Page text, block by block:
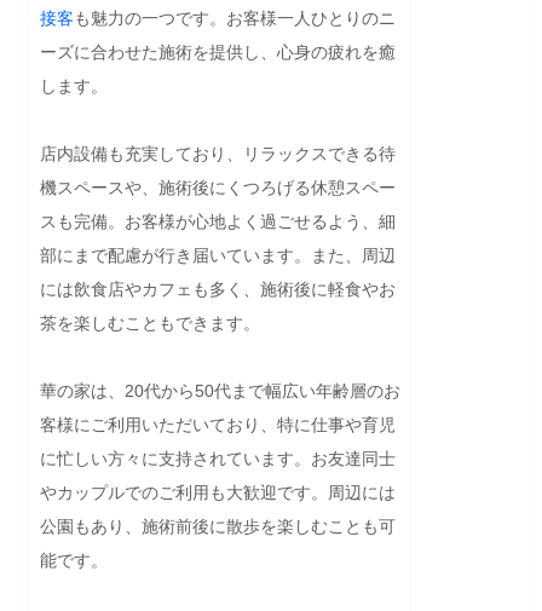
接客も魅力の一つです。お客様一人ひとりのニ
ーズに合わせた施術を提供し、心身の疲れを癒
します。
店内設備も充実しており、リラックスできる待
機スペースや、施術後にくつろげる休憩スペー
スも完備。お客様が心地よく過ごせるよう、細
部にまで配慮が行き届いています。また、周辺
には飲食店やカフェも多く、施術後に軽食やお
茶を楽しむこともできます。
華の家は、20代から50代まで幅広い年齢層のお
客様にご利用いただいており、特に仕事や育児
に忙しい方々に支持されています。お友達同士
やカップルでのご利用も大歓迎です。周辺には
公園もあり、施術前後に散歩を楽しむことも可
能です。